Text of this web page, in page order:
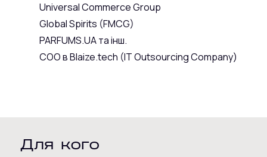
Universal Commerce Group
Global Spirits (FMCG)
PARFUMS.UA та інш.
COO в Blaize.tech (IT Outsourcing Company)
Для кого